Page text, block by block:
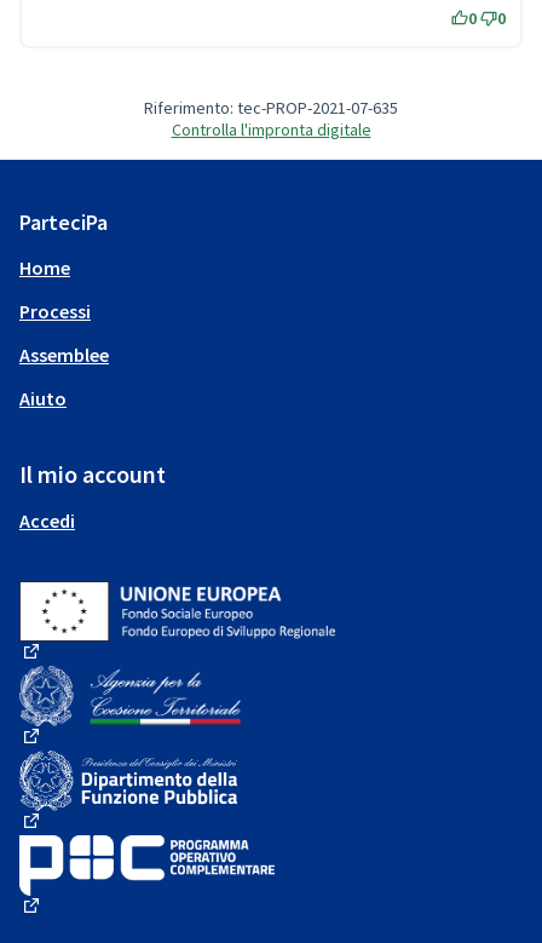
0 0
Riferimento: tec-PROP-2021-07-635
Controlla l'impronta digitale
ParteciPa
Home
Processi
Assemblee
Aiuto
Il mio account
Accedi
(Collegamento esterno)
(Collegamento esterno)
(Collegamento esterno)